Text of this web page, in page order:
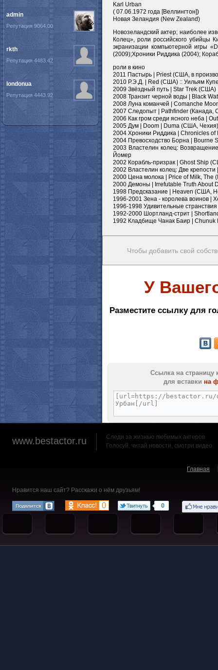
Karl Urban
( 07.06.1972 года [Веллингтон])
Новая Зеландия (New Zealand)
Новозеландский актер; наиболее
Колец», роли российского убийцы
экранизации компьютерной игры
(2009);Хроники Риддика (2004);
роли в кино
2011 Пастырь | Priest (США, в
2010 Р.Э.Д. | Red (США) :: Уильям
2009 Звёздный путь | Star Trek
2008 Транзит черной воды | Black
2008 Луна команчей | Comanche
2007 Следопыт | Pathfinder (Канада,
2006 Как гром среди ясного неба |
2005 Дум | Doom | Duma (США,
2004 Хроники Риддика | Chronicles
2004 Превосходство Борна | Bourne
2003 Властелин колец:
Йомер
2002 Корабль-призрак | Ghost Ship
2002 Властелин колец: Две
2000 Цена молока | Price of Milk, The
2000 Демоны | Irrefutable Truth About
1998 Предсказание | Heaven (США,
1996-2001 Зена - королева воинов |
1996-1998 Удивительные
1992-2000 Шортланд-стрит |
1992 Кладбище Чанак Баир | Chunuk
Чтобы добавить свой
У
Разместите ссылку для
Ссылка на страницу
для вставки на
admin
Репутация 9064.00
rkth
Репутация 4483.42
londonua
Репутация 4443.92
www.bestactor.ru
Следи за жизнью любимых актеров
Голосуй, читай новости, смотри видео
Главная
Нравится наш сайт? Расскажи о нём друзьям!